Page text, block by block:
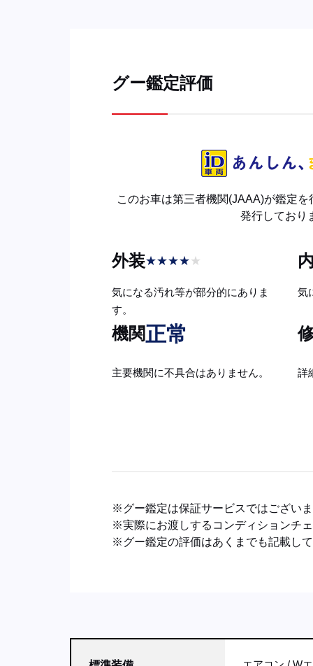
グー鑑定評価
このお車は第三者機関(JAAA)が鑑定
発行しており
外装★★★★★
気になる汚れ等が部分的にありま
す。
気
機関正常
主要機関に不具合はありません。 詳
※グー鑑定は保証サービスではござい
※実際にお渡しするコンディションチ
※グー鑑定の評価はあくまでも記載し